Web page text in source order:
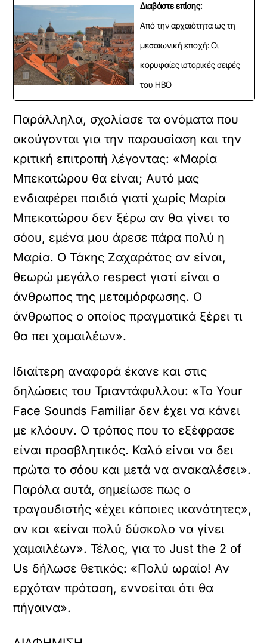
Διαβάστε επίσης:
Από την αρχαιότητα ως τη
μεσαιωνική εποχή: Οι
κορυφαίες ιστορικές σειρές
του HBO
Παράλληλα, σχολίασε τα ονόματα που
ακούγονται για την παρουσίαση και την
κριτική επιτροπή λέγοντας: «Μαρία
Μπεκατώρου θα είναι; Αυτό μας
ενδιαφέρει παιδιά γιατί χωρίς Μαρία
Μπεκατώρου δεν ξέρω αν θα γίνει το
σόου, εμένα μου άρεσε πάρα πολύ η
Μαρία. Ο Τάκης Ζαχαράτος αν είναι,
θεωρώ μεγάλο respect γιατί είναι ο
άνθρωπος της μεταμόρφωσης. Ο
άνθρωπος ο οποίος πραγματικά ξέρει τι
θα πει χαμαιλέων».
Ιδιαίτερη αναφορά έκανε και στις
δηλώσεις του Τριαντάφυλλου: «Το Your
Face Sounds Familiar δεν έχει να κάνει
με κλόουν. Ο τρόπος που το εξέφρασε
είναι προσβλητικός. Καλό είναι να δει
πρώτα το σόου και μετά να ανακαλέσει».
Παρόλα αυτά, σημείωσε πως ο
τραγουδιστής «έχει κάποιες ικανότητες»,
αν και «είναι πολύ δύσκολο να γίνει
χαμαιλέων». Τέλος, για το Just the 2 of
Us δήλωσε θετικός: «Πολύ ωραίο! Αν
ερχόταν πρόταση, εννοείται ότι θα
πήγαινα».